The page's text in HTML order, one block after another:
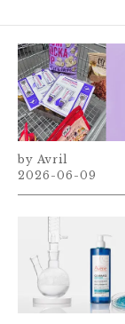
Avril
2026-06-09